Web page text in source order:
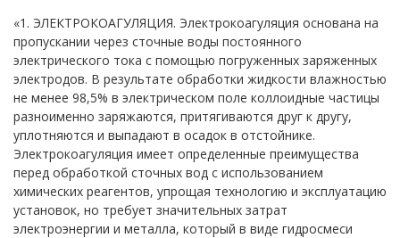
«1. ЭЛЕКТРОКОАГУЛЯЦИЯ. Электрокоагуляция основана на
пропускании через сточные воды постоянного
электрического тока с помощью погруженных заряженных
электродов. В результате обработки жидкости влажностью
не менее 98,5% в электрическом поле коллоидные частицы
разноименно заряжаются, притягиваются друг к другу,
уплотняются и выпадают в осадок в отстойнике.
Электрокоагуляция имеет определенные преимущества
перед обработкой сточных вод с использованием
химических реагентов, упрощая технологию и эксплуатацию
установок, но требует значительных затрат
электроэнергии и металла, который в виде гидросмеси